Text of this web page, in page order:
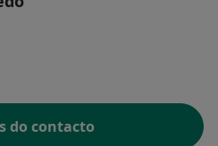
do contacto